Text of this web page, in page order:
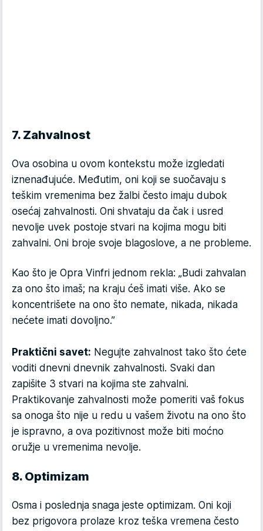
7. Zahvalnost
Ova osobina u ovom kontekstu može izgledati
iznenađujuće. Međutim, oni koji se suočavaju s
teškim vremenima bez žalbi često imaju dubok
osećaj zahvalnosti. Oni shvataju da čak i usred
nevolje uvek postoje stvari na kojima mogu biti
zahvalni. Oni broje svoje blagoslove, a ne probleme.
Kao što je Opra Vinfri jednom rekla: „Budi zahvalan
za ono što imaš; na kraju ćeš imati više. Ako se
koncentrišete na ono što nemate, nikada, nikada
nećete imati dovoljno.”
Praktični savet: Negujte zahvalnost tako što ćete
voditi dnevni dnevnik zahvalnosti. Svaki dan
zapišite 3 stvari na kojima ste zahvalni.
Praktikovanje zahvalnosti može pomeriti vaš fokus
sa onoga što nije u redu u vašem životu na ono što
je ispravno, a ova pozitivnost može biti moćno
oružje u vremenima nevolje.
8. Optimizam
Osma i poslednja snaga jeste optimizam. Oni koji
bez prigovora prolaze kroz teška vremena često